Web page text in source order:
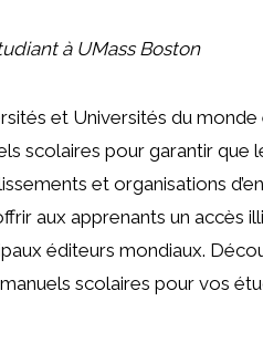
à UMass Boston
et Universités du
scolaires pour garantir que
et organisations
aux apprenants un accès
éditeurs mondiaux.
scolaires pour vos